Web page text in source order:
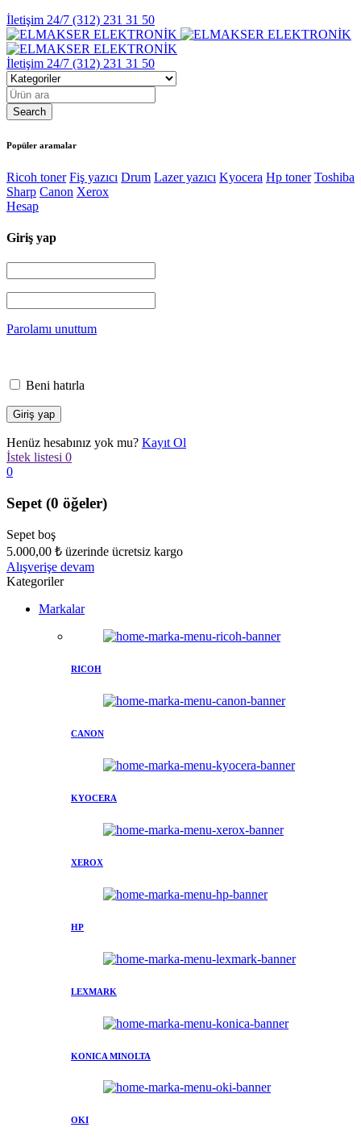
İletişim 24/7 (312) 231 31 50
İletişim 24/7 (312) 231 31 50
Popüler aramalar
Ricoh toner Fiş yazıcı Drum Lazer yazıcı Kyocera Hp toner Toshiba
Sharp Canon Xerox
Hesap
Giriş yap
Parolamı unuttum
Beni hatırla
Henüz hesabınız yok mu? Kayıt Ol
İstek listesi 0
0
Sepet (0 öğeler)
Sepet boş
5.000,00 ₺ üzerinde ücretsiz kargo
Alışverişe devam
Kategoriler
Markalar
RICOH
CANON
KYOCERA
XEROX
HP
LEXMARK
KONICA MINOLTA
OKI